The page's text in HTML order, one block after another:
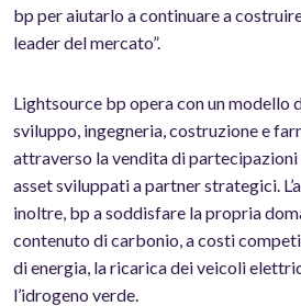
bp per aiutarlo a continuare a
leader del mercato”.
Lightsource bp opera con un modello
sviluppo, ingegneria, costruzione e
attraverso la vendita di
asset sviluppati a partner strategici.
inoltre, bp a soddisfare la propria
contenuto di carbonio, a costi
di energia, la ricarica dei veicoli
l’idrogeno verde.